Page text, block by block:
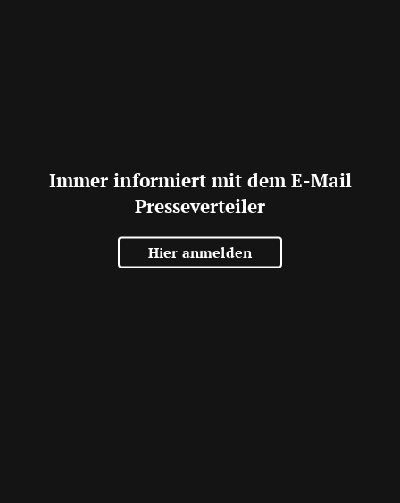
Immer informiert mit dem E-Mail
Presseverteiler
Hier anmelden